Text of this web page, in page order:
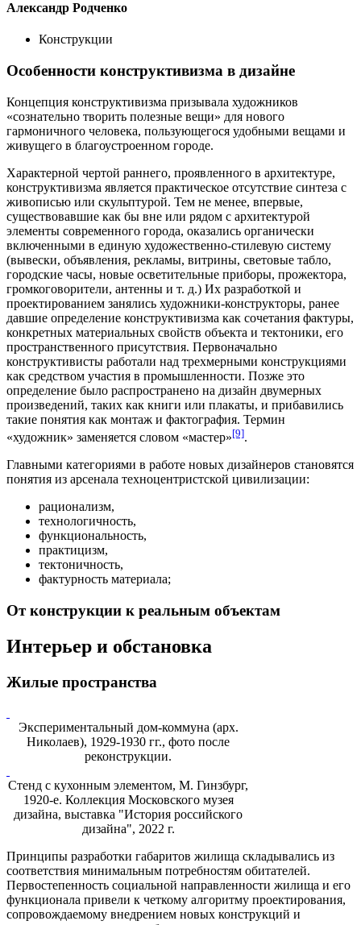
Александр Родченко
Конструкции
Особенности конструктивизма в дизайне
Концепция конструктивизма призывала художников
«сознательно творить полезные вещи» для нового
гармоничного человека, пользующегося удобными вещами и
живущего в благоустроенном городе.
Характерной чертой раннего, проявленного в архитектуре,
конструктивизма является практическое отсутствие синтеза с
живописью или скульптурой. Тем не менее, впервые,
существовавшие как бы вне или рядом с архитектурой
элементы современного города, оказались органически
включенными в единую художественно-стилевую систему
(вывески, объявления, рекламы, витрины, световые табло,
городские часы, новые осветительные приборы, прожектора,
громкоговорители, антенны и т. д.) Их разработкой и
проектированием занялись художники-конструкторы, ранее
давшие определение конструктивизма как сочетания фактуры,
конкретных материальных свойств объекта и тектоники, его
пространственного присутствия. Первоначально
конструктивисты работали над трехмерными конструкциями
как средством участия в промышленности. Позже это
определение было распространено на дизайн двумерных
произведений, таких как книги или плакаты, и прибавились
такие понятия как монтаж и фактография. Термин
«художник» заменяется словом «мастер»[9].
Главными категориями в работе новых дизайнеров становятся
понятия из арсенала техноцентристской цивилизации:
рационализм,
технологичность,
функциональность,
практицизм,
тектоничность,
фактурность материала;
От конструкции к реальным объектам
Интерьер и обстановка
Жилые пространства
Экспериментальный дом-коммуна (арх.
Николаев), 1929-1930 гг., фото после
реконструкции.
Стенд с кухонным элементом, М. Гинзбург,
1920-е. Коллекция Московского музея
дизайна, выставка "История российского
дизайна", 2022 г.
Принципы разработки габаритов жилища складывались из
соответствия минимальным потребностям обитателей.
Первостепенность социальной направленности жилища и его
функционала привели к четкому алгоритму проектирования,
сопровождаемому внедрением новых конструкций и